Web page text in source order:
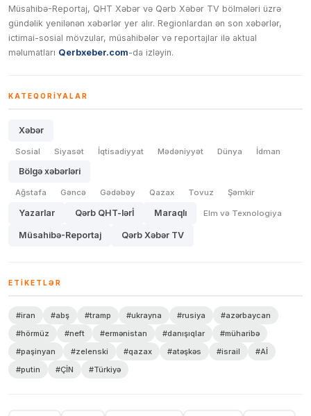
Müsahibə-Reportaj, QHT Xəbər və Qərb Xəbər TV bölmələri üzrə
gündəlik yenilənən xəbərlər yer alır. Regionlardan ən son xəbərlər,
ictimai-sosial mövzular, müsahibələr və reportajlar ilə aktual
məlumatları Qerbxeber.com-da izləyin.
KATEQORIYALAR
Xəbər
Sosial Siyasət İqtisadiyyat Mədəniyyət Dünya İdman
Bölgə xəbərləri
Ağstafa Gəncə Gədəbəy Qazax Tovuz Şəmkir
Yazarlar Qərb QHT-lərİ Maraqlı Elm və Texnologiya
Müsahibə-Reportaj Qərb Xəbər TV
ETIKETLƏR
#iran #abş #tramp #ukrayna #rusiya
#azərbaycan
#hörmüz
#neft #ermənistan #danışıqlar
#müharibə
#paşinyan
#zelenski #qazax #atəşkəs #israil
#Aİ
#putin
#ÇİN #Türkiyə